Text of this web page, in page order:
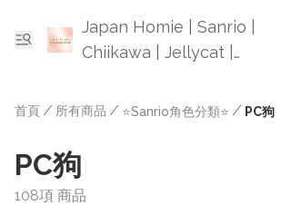
Japan Homie | Sanrio |
Chiikawa | Jellycat |
首頁 / 所有商品 / ⭐Sanrio角色分類⭐ / PC狗
PC狗
108項 商品